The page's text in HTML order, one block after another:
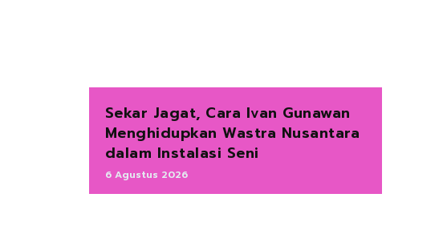
Sekar Jagat, Cara Ivan Gunawan
Menghidupkan Wastra Nusantara
dalam Instalasi Seni
6 Agustus 2026